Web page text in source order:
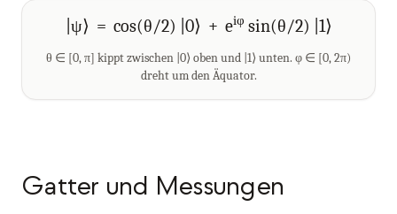
|ψ⟩ = cos(θ/2) |0⟩ + eiφ sin(θ/2) |1⟩
θ ∈ [0, π] kippt zwischen |0⟩ oben und |1⟩ unten. φ ∈ [0, 2π)
dreht um den Äquator.
Gatter und Messungen